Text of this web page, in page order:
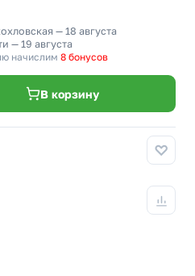
— 18 августа
— 19 августа
начислим 8 бонусов
В корзину